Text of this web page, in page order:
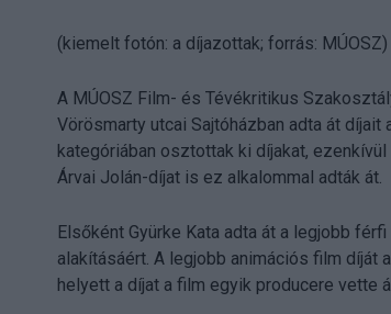
(kiemelt fotón: a díjazottak; forrás: MÚOSZ)
A MÚOSZ Film- és Tévékritikus
Vörösmarty utcai Sajtóházban adta át
kategóriában osztottak ki díjakat,
Árvai Jolán-díjat is ez alkalommal adták át.
Elsőként Gyürke Kata adta át a legjobb
alakításáért. A legjobb animációs film díját
helyett a díjat a film egyik producere vette